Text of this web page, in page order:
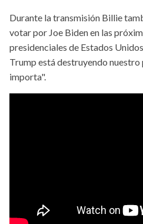
Durante la transmisión Billie
votar por Joe Biden en las
presidenciales de Estados
Trump está destruyendo nuestro
importa".